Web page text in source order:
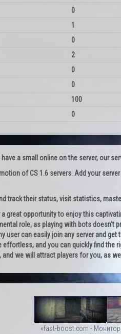
0
1
0
2
0
0
100
0
a small online on the server, our
of CS 1.6 servers. Add your
track their status, visit statistics,
great opportunity to enjoy this
role, as playing with bots
user can easily join any server and
effortless, and you can quickly find
and we will attract players for you, as
«fast-boost.com -